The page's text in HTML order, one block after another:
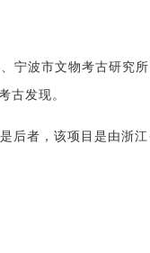
宁波市文物考古研究
古发现。
后者，该项目是由浙